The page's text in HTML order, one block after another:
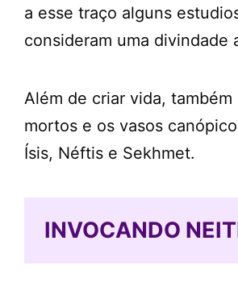
a esse traço alguns
consideram uma divindade
Além de criar vida,
mortos e os vasos
Ísis, Néftis e Sekhmet.
INVOCANDO